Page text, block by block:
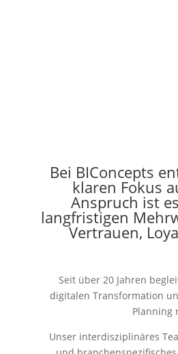
Bei BIConcepts
klaren Fokus
Anspruch ist
langfristigen
Vertrauen,
Seit über 20 Jahren
digitalen Transformation
Planning
Unser interdisziplinäres